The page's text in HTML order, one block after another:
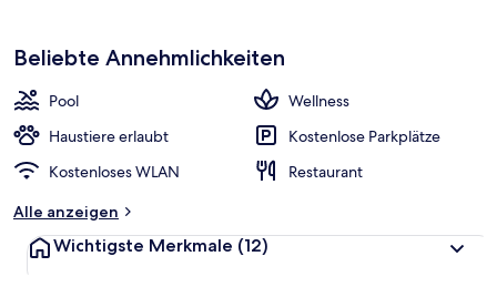
Beliebte Annehmlichkeiten
Pool
Wellness
Haustiere erlaubt
Kostenlose Parkplätze
Kostenloses WLAN
Restaurant
Alle anzeigen
Wichtigste Merkmale (12)